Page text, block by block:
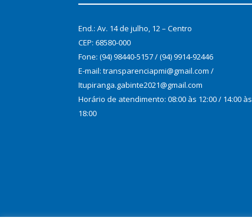
End.: Av. 14 de julho, 12 – Centro
CEP: 68580-000
Fone: (94) 98440-5157 / (94) 9914-92446
E-mail: transparenciapmi@gmail.com /
Itupiranga.gabinte2021@gmail.com
Horário de atendimento: 08:00 às 12:00 / 14:00 às
18:00